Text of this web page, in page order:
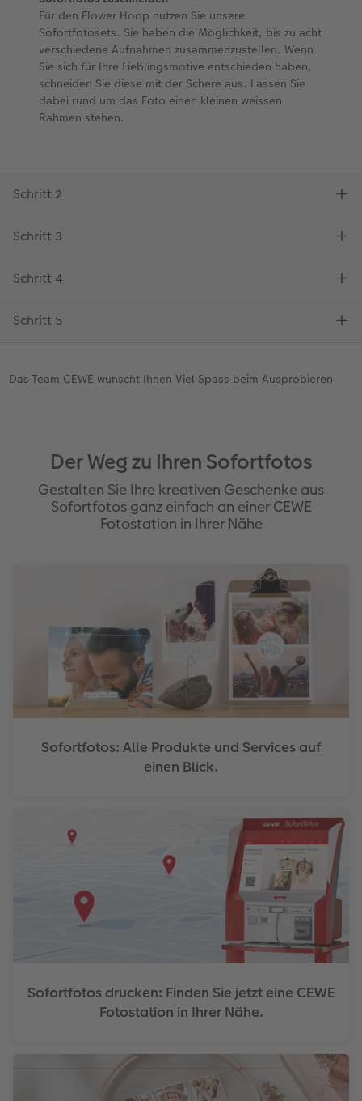
Das Team CEWE wünscht Ihnen Viel Spass beim Ausprobieren
Der Weg zu Ihren Sofortfotos
Gestalten Sie Ihre kreativen Geschenke aus
Sofortfotos ganz einfach an einer CEWE
Fotostation in Ihrer Nähe
Sofortfotos: Alle Produkte und Services auf
einen Blick.
Sofortfotos drucken: Finden Sie jetzt eine CEWE
Fotostation in Ihrer Nähe.